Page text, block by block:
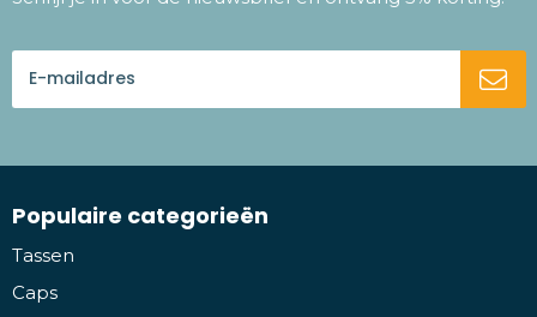
Populaire categorieën
Tassen
Caps